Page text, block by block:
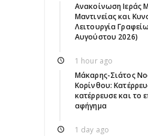
Ανακοίνωση Ιεράς
Μαντινείας και
Λειτουργία
Αυγούστου 2026)
1 hour ago
Μάκαρης-Σιάτος
Κορίνθου:
κατέρρευσε και το
αφήγημα
1 day ago